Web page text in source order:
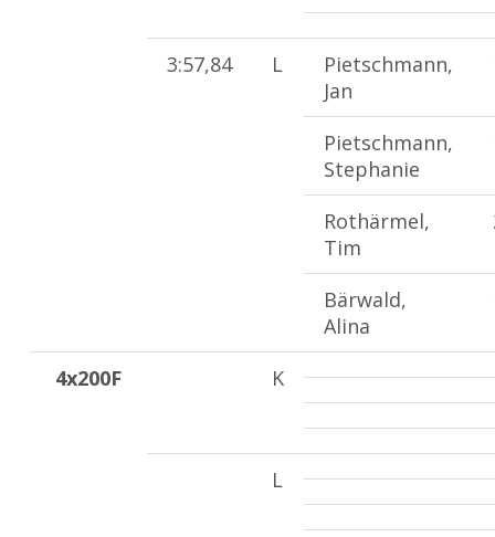
3:57,84 L
Pietschmann,
Jan
Pietschmann,
Stephanie
Rothärmel,
Tim
Bärwald,
Alina
4x200F K
L